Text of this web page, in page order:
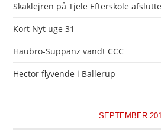
Skaklejren på Tjele Efterskole
Kort Nyt uge 31
Haubro-Suppanz vandt CCC
Hector flyvende i Ballerup
SEPTEMBER